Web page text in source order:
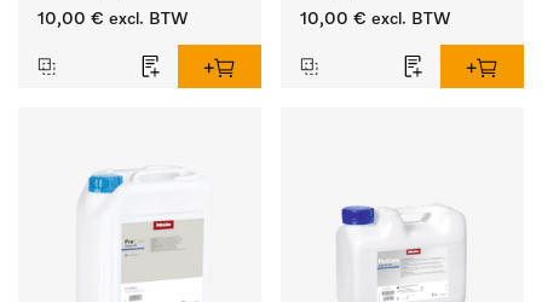
componentenwasmiddel
wasgoed.
10,00 € excl. BTW
componentenwasmiddel
wasgoed.
10,00 € excl. BTW